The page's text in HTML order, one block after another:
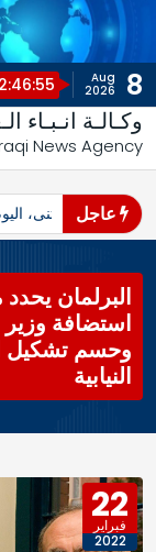
i
t
8
Aug
2026
2:46:55 AM
وكـالـة انـبـاء
News Agency
عاجل
محافظ المثنى،
البرلمان
استضافة وزير
وحسم تشكيل
النيابية
22
فبراير
2022